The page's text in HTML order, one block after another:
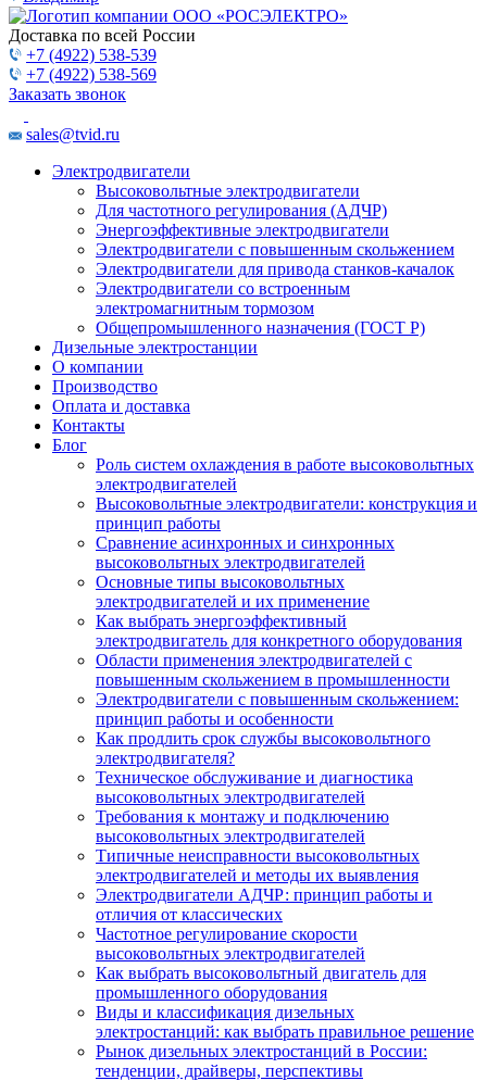
Доставка по всей России
+7 (4922) 538-539
+7 (4922) 538-569
Заказать звонок
sales@tvid.ru
Электродвигатели
Высоковольтные электродвигатели
Для частотного регулирования (АДЧР)
Энергоэффективные электродвигатели
Электродвигатели с повышенным скольжением
Электродвигатели для привода станков-качалок
Электродвигатели со встроенным
электромагнитным тормозом
Общепромышленного назначения (ГОСТ Р)
Дизельные электростанции
О компании
Производство
Оплата и доставка
Контакты
Блог
Роль систем охлаждения в работе высоковольтных
электродвигателей
Высоковольтные электродвигатели: конструкция и
принцип работы
Сравнение асинхронных и синхронных
высоковольтных электродвигателей
Основные типы высоковольтных
электродвигателей и их применение
Как выбрать энергоэффективный
электродвигатель для конкретного оборудования
Области применения электродвигателей с
повышенным скольжением в промышленности
Электродвигатели с повышенным скольжением:
принцип работы и особенности
Как продлить срок службы высоковольтного
электродвигателя?
Техническое обслуживание и диагностика
высоковольтных электродвигателей
Требования к монтажу и подключению
высоковольтных электродвигателей
Типичные неисправности высоковольтных
электродвигателей и методы их выявления
Электродвигатели АДЧР: принцип работы и
отличия от классических
Частотное регулирование скорости
высоковольтных электродвигателей
Как выбрать высоковольтный двигатель для
промышленного оборудования
Виды и классификация дизельных
электростанций: как выбрать правильное решение
Рынок дизельных электростанций в России:
тенденции, драйверы, перспективы